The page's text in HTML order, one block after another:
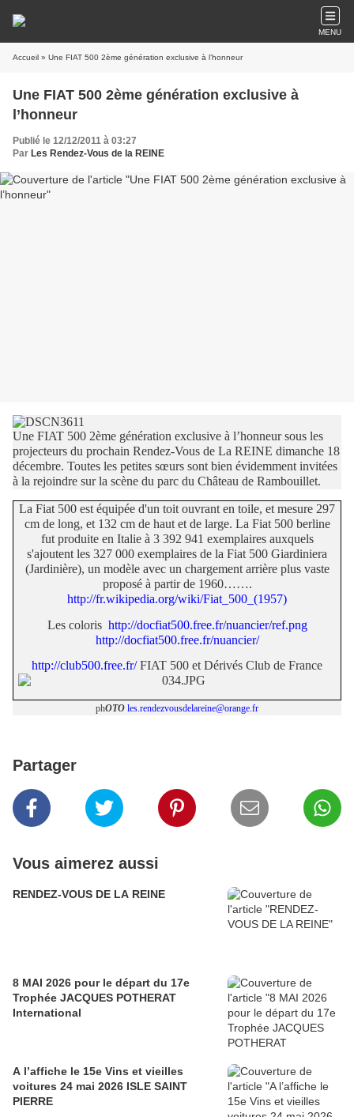
MENU
Accueil » Une FIAT 500 2ème génération exclusive à l’honneur
Une FIAT 500 2ème génération exclusive à
l’honneur
Publié le 12/12/2011 à 03:27
Par Les Rendez-Vous de la REINE
Une FIAT 500 2ème génération exclusive à l’honneur sous les
projecteurs du prochain Rendez-Vous de La REINE dimanche 18
décembre. Toutes les petites sœurs sont bien évidemment invitées
à la rejoindre sur la scène du parc du Château de Rambouillet.
La Fiat 500 est équipée d'un toit ouvrant en toile, et mesure 297
cm de long, et 132 cm de haut et de large. La Fiat 500 berline
fut produite en Italie à 3 392 941 exemplaires auxquels
s'ajoutent les 327 000 exemplaires de la Fiat 500 Giardiniera
(Jardinière), un modèle avec un chargement arrière plus vaste
proposé à partir de 1960…….
http://fr.wikipedia.org/wiki/Fiat_500_(1957)
Les coloris http://docfiat500.free.fr/nuancier/ref.png
http://docfiat500.free.fr/nuancier/
http://club500.free.fr/FIAT 500 et Dérivés Club de France
phOTO les.rendezvousdelareine@orange.fr
Partager
Vous aimerez aussi
RENDEZ-VOUS DE LA REINE
8 MAI 2026 pour le départ du 17e
Trophée JACQUES POTHERAT
International
A l’affiche le 15e Vins et vieilles
voitures 24 mai 2026 ISLE SAINT
PIERRE